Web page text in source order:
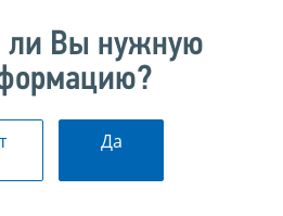
ли Вы нужную
Да